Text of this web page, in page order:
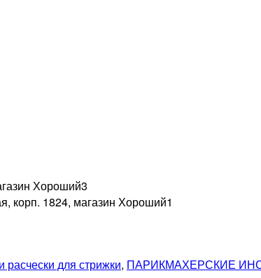
Хороший3
корп. 1824, магазин Хороший1
расчески для стрижки, ПАРИКМАХЕРСКИЕ